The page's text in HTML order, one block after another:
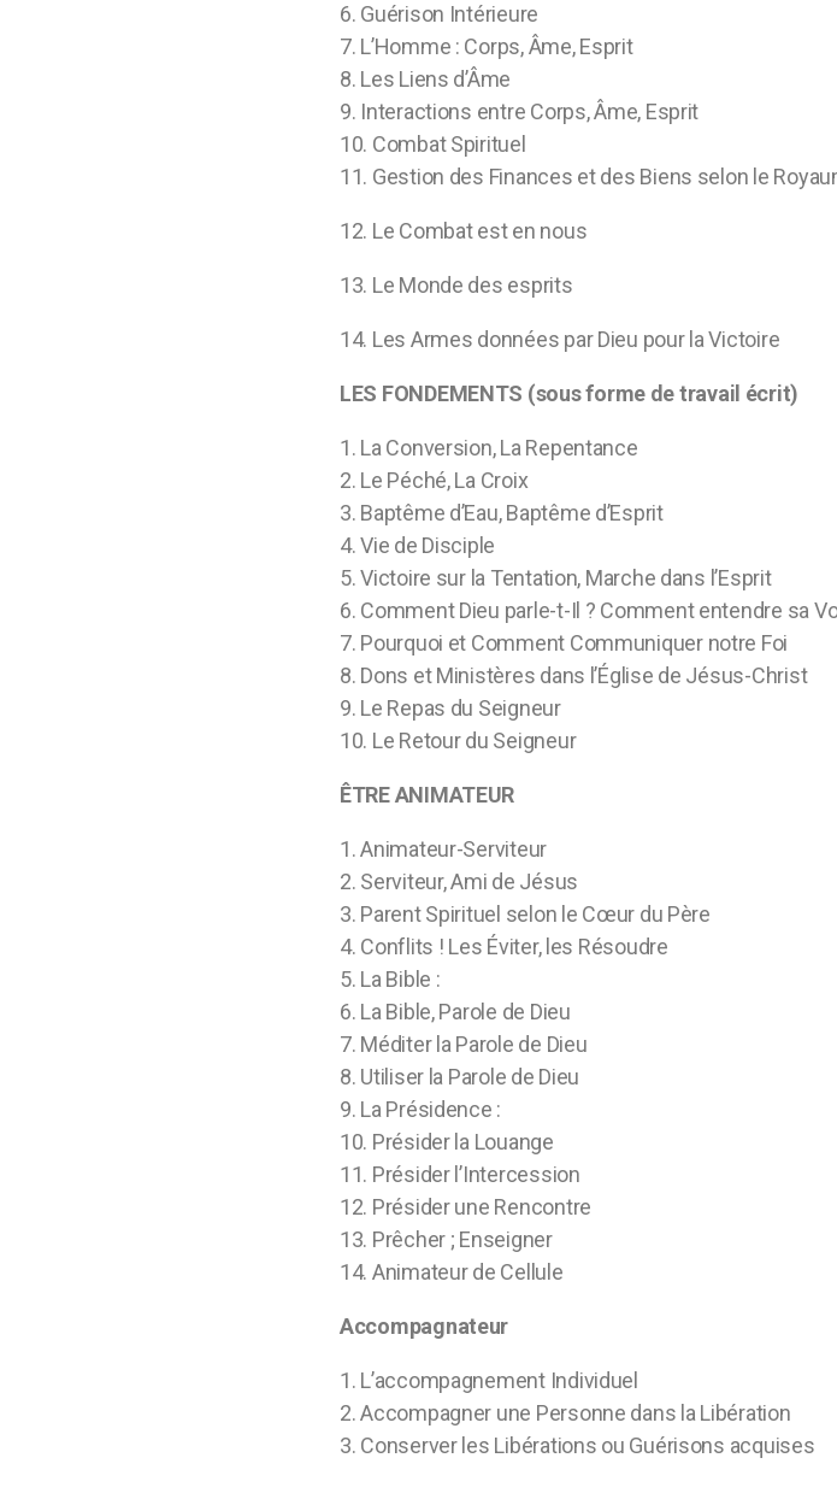
6. Guérison Intérieure
7. L’Homme : Corps, Âme, Esprit
8. Les Liens d’Âme
9. Interactions entre Corps, Âme, Esprit
10. Combat Spirituel
11. Gestion des Finances et des Biens selon le
12. Le Combat est en nous
13. Le Monde des esprits
14. Les Armes données par Dieu pour la Victoire
LES FONDEMENTS (sous forme de travail écrit)
1. La Conversion, La Repentance
2. Le Péché, La Croix
3. Baptême d’Eau, Baptême d’Esprit
4. Vie de Disciple
5. Victoire sur la Tentation, Marche dans l’Esprit
6. Comment Dieu parle-t-Il ? Comment entendre sa
7. Pourquoi et Comment Communiquer notre Foi
8. Dons et Ministères dans l’Église de Jésus-Christ
9. Le Repas du Seigneur
10. Le Retour du Seigneur
ÊTRE ANIMATEUR
1. Animateur-Serviteur
2. Serviteur, Ami de Jésus
3. Parent Spirituel selon le Cœur du Père
4. Conflits ! Les Éviter, les Résoudre
5. La Bible :
6. La Bible, Parole de Dieu
7. Méditer la Parole de Dieu
8. Utiliser la Parole de Dieu
9. La Présidence :
10. Présider la Louange
11. Présider l’Intercession
12. Présider une Rencontre
13. Prêcher ; Enseigner
14. Animateur de Cellule
Accompagnateur
1. L’accompagnement Individuel
2. Accompagner une Personne dans la Libération
3. Conserver les Libérations ou Guérisons acquises